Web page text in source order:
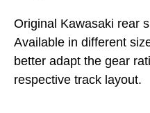
Original Kawasaki rear
Available in different
better adapt the gear
respective track layout.